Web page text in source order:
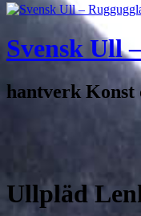
Svensk Ull
hantverk Konst
Ullpläd